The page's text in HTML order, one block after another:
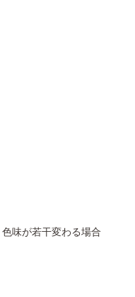
味が若干変わる場合